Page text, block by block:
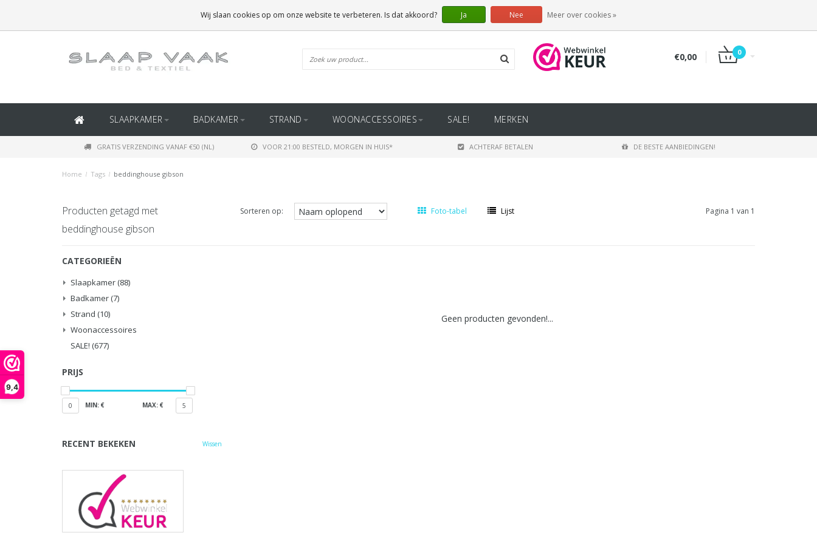
9,4
(BINNEN BELGIË)
€0,00 0
SLAAPKAMER BADKAMER STRAND WOONACCESSOIRES SALE! MERKEN
GRATIS VERZENDING VANAF €50 (NL) VOOR 21:00 BESTELD, MORGEN IN HUIS* ACHTERAF BETALEN DE BESTE AANBIEDINGEN!
Home / Tags / beddinghouse gibson
Producten getagd met
beddinghouse gibson
Sorteren op: Foto-tabel Lijst Pagina 1 van 1
CATEGORIEËN
Slaapkamer (88)
Badkamer (7)
Strand (10)
Woonaccessoires
SALE! (677)
PRIJS
0 MIN: € MAX: € 5
RECENT BEKEKEN Wissen
Geen producten gevonden!...
Wij slaan cookies op om onze website te verbeteren. Is dat akkoord? Ja Nee Meer over cookies »